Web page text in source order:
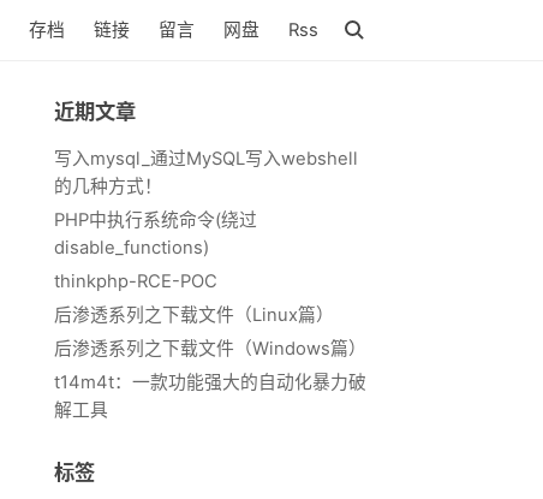
存档 链接 留言 网盘 Rss
近期文章
写入mysql_通过MySQL写入webshell
的几种方式！
PHP中执行系统命令(绕过
disable_functions)
thinkphp-RCE-POC
后渗透系列之下载文件（Linux篇）
后渗透系列之下载文件（Windows篇）
t14m4t：一款功能强大的自动化暴力破
解工具
标签